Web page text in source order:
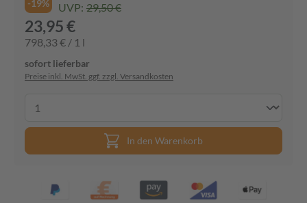
-19% UVP: 29,50 €
23,95 €
798,33 € / 1 l
sofort lieferbar
Preise inkl. MwSt. ggf. zzgl. Versandkosten
In den Warenkorb